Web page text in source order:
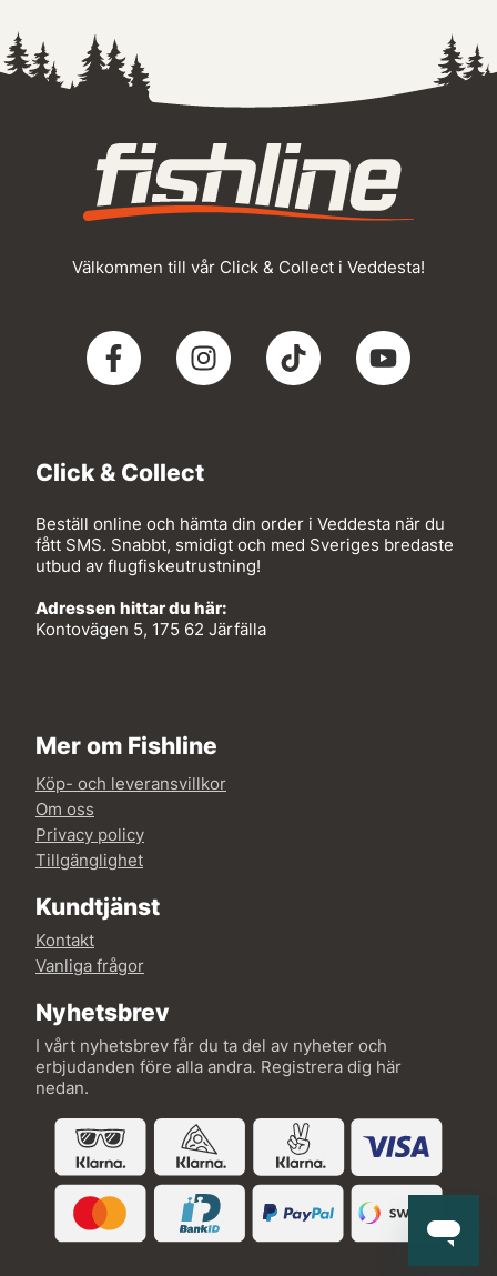
Välkommen till vår Click & Collect i Veddesta!
Click & Collect
Beställ online och hämta din order i Veddesta när du
fått SMS. Snabbt, smidigt och med Sveriges bredaste
utbud av flugfiskeutrustning!
Adressen hittar du här:
Kontovägen 5, 175 62 Järfälla
Mer om Fishline
Köp- och leveransvillkor
Om oss
Privacy policy
Tillgänglighet
Kundtjänst
Kontakt
Vanliga frågor
Nyhetsbrev
I vårt nyhetsbrev får du ta del av nyheter och
erbjudanden före alla andra. Registrera dig här
nedan.